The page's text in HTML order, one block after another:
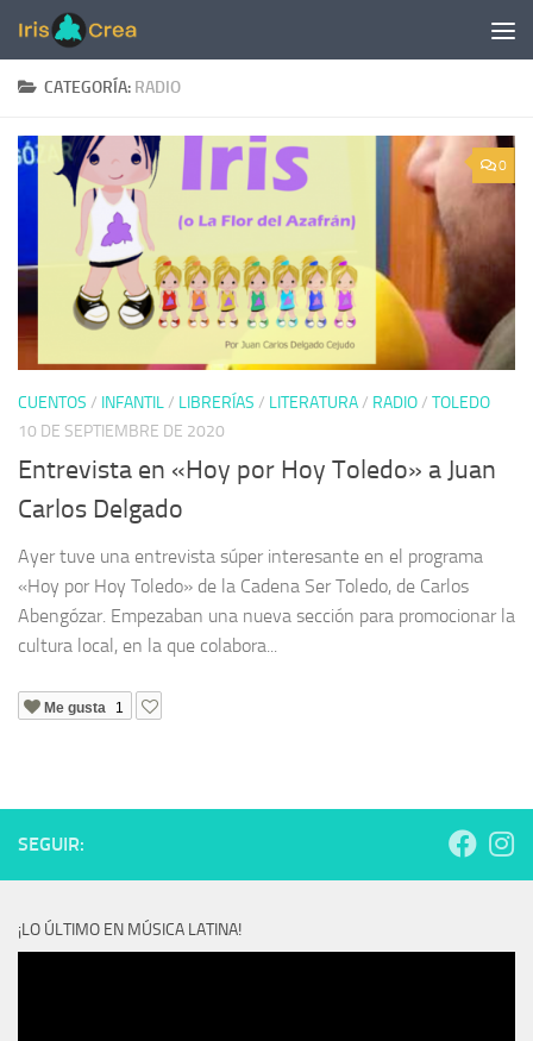
Saltar al contenido
CATEGORÍA: RADIO
0
CUENTOS / INFANTIL/ LIBRERÍAS / LITERATURA/ RADIO/ TOLEDO
10 DE SEPTIEMBRE DE 2020
Entrevista en «Hoy por Hoy Toledo» a Juan
Carlos Delgado
Ayer tuve una entrevista súper interesante en el programa
«Hoy por Hoy Toledo» de la Cadena Ser Toledo, de Carlos
Abengózar. Empezaban una nueva sección para promocionar la
cultura local, en la que colabora...
Me gusta 1
SEGUIR:
¡LO ÚLTIMO EN MÚSICA LATINA!